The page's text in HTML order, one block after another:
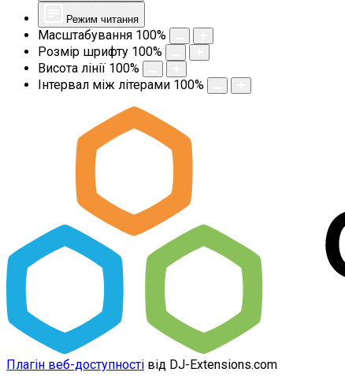
Режим читання
Масштабування 100%
Розмір шрифту 100%
Висота лінії 100%
Інтервал між літерами 100%
Плагін веб-доступності від DJ-Extensions.com